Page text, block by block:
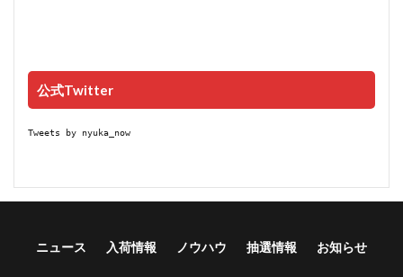
公式Twitter
Tweets by nyuka_now
ニュース 入荷情報 ノウハウ 抽選情報 お知らせ